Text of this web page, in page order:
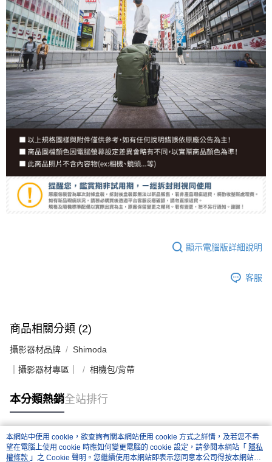
顯示電腦版詳細說明
客服
商品相關分類 (2)
攝影器材品牌 Shimoda
｜攝影器材專區｜ 相機包/背帶
本分類熱銷全站排行
熱門標籤
本網站中使用 cookie，欲查詢有關本網站使用 cookie 方式之詳情，及若您不希
望在電腦上使用 cookie 時應如何變更電腦的 cookie 設定，請參閱本網站「 隱私
權條款 」之 Cookie 聲明。您繼續使用本網站即表示您同意本公司得按本網站使